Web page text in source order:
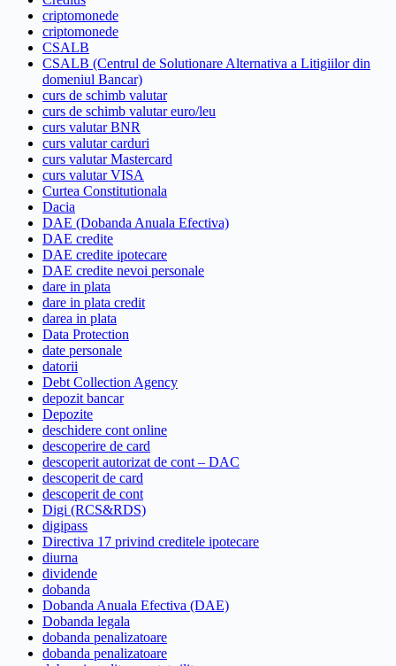
criptomonede
criptomonede
CSALB
CSALB (Centrul de Solutionare Alternativa a Litigiilor din
domeniul Bancar)
curs de schimb valutar
curs de schimb valutar euro/leu
curs valutar BNR
curs valutar carduri
curs valutar Mastercard
curs valutar VISA
Curtea Constitutionala
Dacia
DAE (Dobanda Anuala Efectiva)
DAE credite
DAE credite ipotecare
DAE credite nevoi personale
dare in plata
dare in plata credit
darea in plata
Data Protection
date personale
datorii
Debt Collection Agency
depozit bancar
Depozite
deschidere cont online
descoperire de card
descoperit autorizat de cont – DAC
descoperit de card
descoperit de cont
Digi (RCS&RDS)
digipass
Directiva 17 privind creditele ipotecare
diurna
dividende
dobanda
Dobanda Anuala Efectiva (DAE)
Dobanda legala
dobanda penalizatoare
dobanda penalizatoare